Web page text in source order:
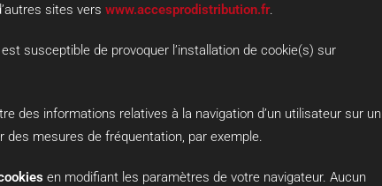
sites vers www.accesprodistribution.fr.
susceptible de provoquer l’installation de cookie(s) sur
des informations relatives à la navigation d’un utilisateur sur un
des mesures de fréquentation, par exemple.
en modifiant les paramètres de votre navigateur. Aucun